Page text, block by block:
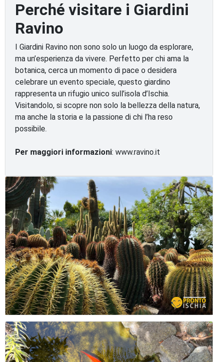
Perché visitare i Giardini
Ravino
I Giardini Ravino non sono solo un luogo da esplorare,
ma un’esperienza da vivere. Perfetto per chi ama la
botanica, cerca un momento di pace o desidera
celebrare un evento speciale, questo giardino
rappresenta un rifugio unico sull’isola d’Ischia.
Visitandolo, si scopre non solo la bellezza della natura,
ma anche la storia e la passione di chi l’ha reso
possibile.
Per maggiori informazioni: www.ravino.it